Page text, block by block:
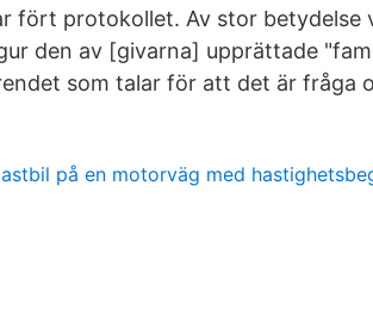
fört protokollet. Av stor betydelse
den av [givarna] upprättade
som talar för att det är fråga
på en motorväg med